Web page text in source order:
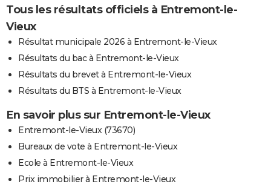
Tous les résultats officiels à Entremont-le-
Vieux
Résultat municipale 2026 à Entremont-le-Vieux
Résultats du bac à Entremont-le-Vieux
Résultats du brevet à Entremont-le-Vieux
Résultats du BTS à Entremont-le-Vieux
En savoir plus sur Entremont-le-Vieux
Entremont-le-Vieux (73670)
Bureaux de vote à Entremont-le-Vieux
Ecole à Entremont-le-Vieux
Prix immobilier à Entremont-le-Vieux